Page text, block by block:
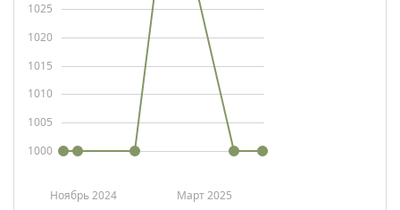
Ноябрь 2024 Март 2025
1000
1005
1010
1015
1020
1025